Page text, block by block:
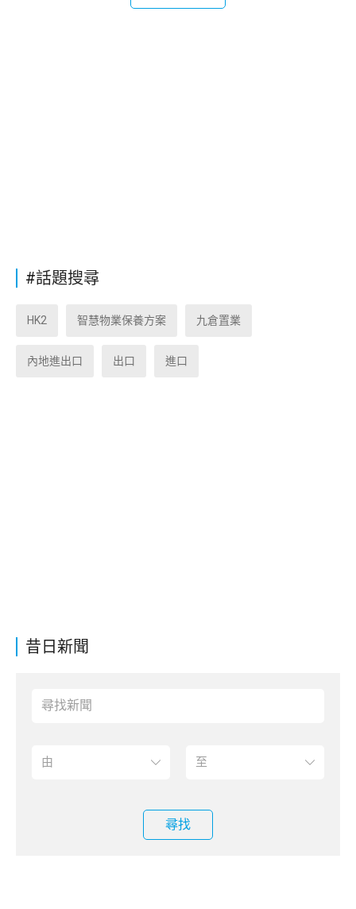
昔日新聞
尋找
#話題搜尋
HK2 智慧物業保養方案 九倉置業
內地進出口 出口 進口